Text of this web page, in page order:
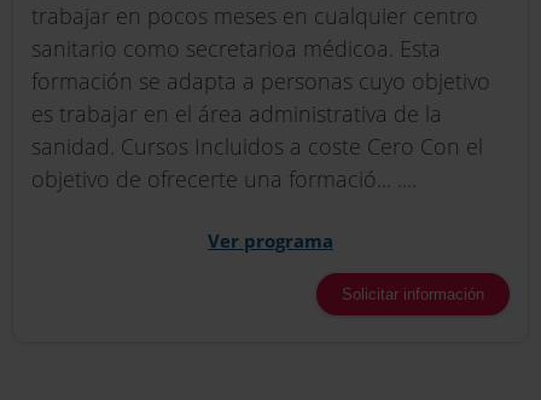
trabajar en pocos meses en cualquier centro
sanitario como secretarioa médicoa. Esta
formación se adapta a personas cuyo objetivo
es trabajar en el área administrativa de la
sanidad. Cursos Incluidos a coste Cero Con el
objetivo de ofrecerte una formació... ....
Ver programa
Solicitar información